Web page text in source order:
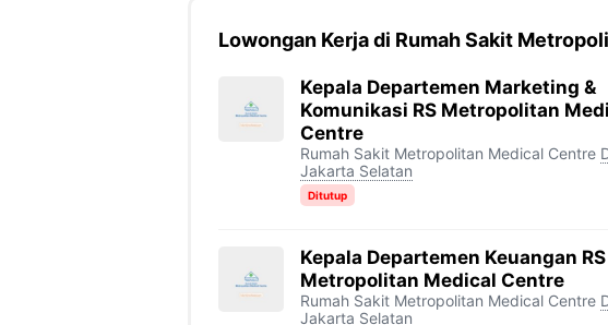
Lowongan Kerja di Rumah Sakit
Kepala Departemen Marketing &
Komunikasi RS Metropolitan
Centre
Rumah Sakit Metropolitan Medical Centre
Jakarta Selatan
Ditutup
Kepala Departemen Keuangan RS
Metropolitan Medical Centre
Rumah Sakit Metropolitan Medical Centre
Jakarta Selatan